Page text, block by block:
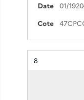
Date
01/
Cote
Résultat n°
8